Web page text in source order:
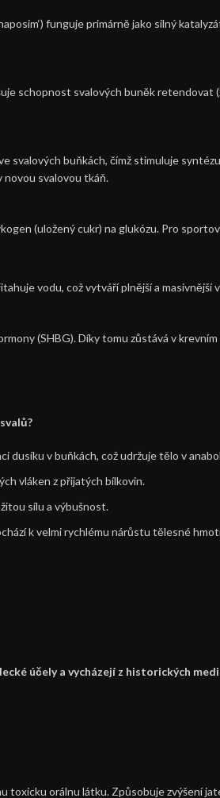
funguje primárně jako silný
schopnost svalových buněk retendovat
buňkách, čímž stimuluje
novou svalovou tkáň.
(uložený cukr) na glukózu. Pro
vodu, což vytváří plnější a masivnější
(SHBG). Díky tomu zůstává v
dusíku v buňkách, což udržuje tělo v
vláken z přijatých bílkovin.
sílu a výbušnost.
k velmi rychlému nárůstu tělesné
účely a vycházejí z historických
toxicku orálnu látku. Způsobuje zvýšení